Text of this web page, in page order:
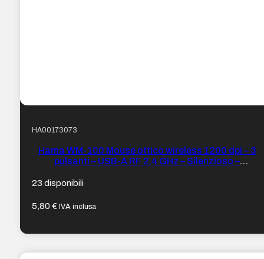
HA00173073
Hama WM-100 Mouse ottico wireless 1200 dpi – 3
pulsanti – USB-A RF 2,4 GHz – Silenzioso –
23 disponibili
5,80€ IVA inclusa